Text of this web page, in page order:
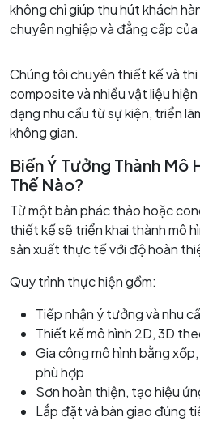
không chỉ giúp thu hút khách
chuyên nghiệp và đẳng cấp
Chúng tôi chuyên thiết kế và
composite và nhiều vật liệu
dạng nhu cầu từ sự kiện, triển
không gian.
Biến Ý Tưởng Thành Mô
Thế Nào?
Từ một bản phác thảo hoặc
thiết kế sẽ triển khai thành mô
sản xuất thực tế với độ hoàn
Quy trình thực hiện gồm:
Tiếp nhận ý tưởng và nhu
Thiết kế mô hình 2D, 3D
Gia công mô hình bằng
phù hợp
Sơn hoàn thiện, tạo hiệu
Lắp đặt và bàn giao đúng